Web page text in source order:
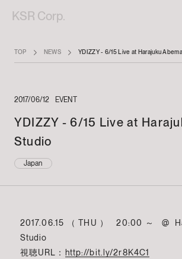
KSR Corp.
TOP NEWS YDIZZY - 6/15 Live at Harajuku
2017/06/12 EVENT
YDIZZY - 6/15 Live at
Studio
Japan
2017.06.15（THU） 20:00～ @
Studio
視聴URL：
http://bit.ly/2r8K4C1